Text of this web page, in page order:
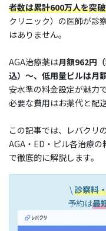
者数は累計600万人を突
クリニック）の医師が診
はありません。
AGA治療薬は月額962円
込）〜、低用量ピルは月
安水準の料金設定が魅力
必要な費用はお薬代と配
この記事では、レバクリ
AGA・ED・ピル各治療
で徹底的に解説します。
\診察料
予約は最